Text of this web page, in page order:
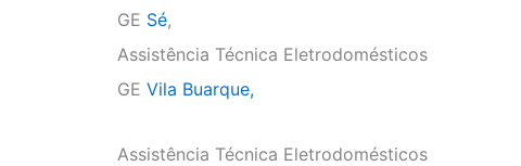
GE Sé,
Assistência Técnica Eletrodomésticos
GE Vila Buarque,
Assistência Técnica Eletrodomésticos